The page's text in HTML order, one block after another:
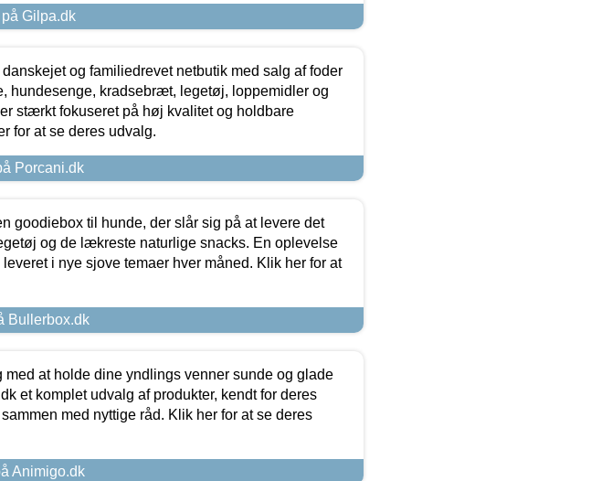
Gilpa.dk
og familiedrevet netbutik med salg af foder
hundesenge, kradsebræt, legetøj, loppemidler og
stærkt fokuseret på høj kvalitet og holdbare
for at se deres udvalg.
Porcani.dk
goodiebox til hunde, der slår sig på at levere det
og de lækreste naturlige snacks. En oplevelse
i nye sjove temaer hver måned. Klik her for at
Bullerbox.dk
at holde dine yndlings venner sunde og glade
et komplet udvalg af produkter, kendt for deres
med nyttige råd. Klik her for at se deres
Animigo.dk